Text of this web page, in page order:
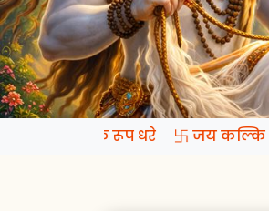
कल्कि रूप धरे 卐 जय कल्कि जय